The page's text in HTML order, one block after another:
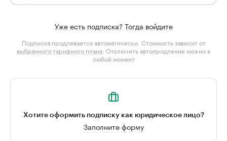
Уже есть подписка? Тогда войдите
Подписка продлевается автоматически. Стоимость зависит от
выбранного тарифного плана . Отключить автопродление можно в
любой момент
Хотите оформить подписку как юридическое лицо?
Заполните форму